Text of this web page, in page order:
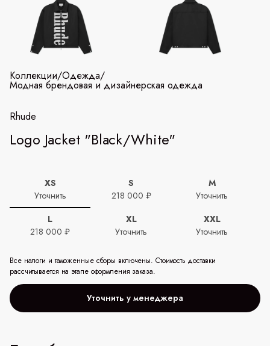
Коллекции/Одежда/
Модная брендовая и дизайнерская одежда
Rhude
Logo Jacket "Black/White"
XS
Уточнить
S
218 000 ₽
M
Уточнить
L
218 000 ₽
XL
Уточнить
XXL
Уточнить
Все налоги и таможенные сборы включены. Стоимость доставки
рассчитывается на этапе оформления заказа.
Уточнить у менеджера